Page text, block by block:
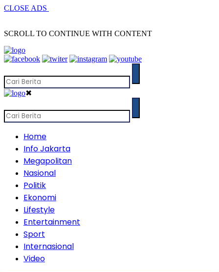
CLOSE ADS
SCROLL TO CONTINUE WITH CONTENT
✖
Home
Info Jakarta
Megapolitan
Nasional
Politik
Ekonomi
Lifestyle
Entertainment
Sport
Internasional
Video